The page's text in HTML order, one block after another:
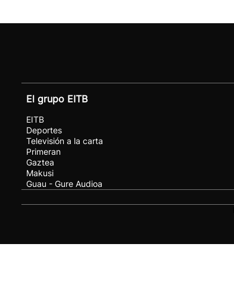
El grupo EITB
EITB
Deportes
Televisión a la carta
Primeran
Gaztea
Makusi
Guau - Gure Audioa